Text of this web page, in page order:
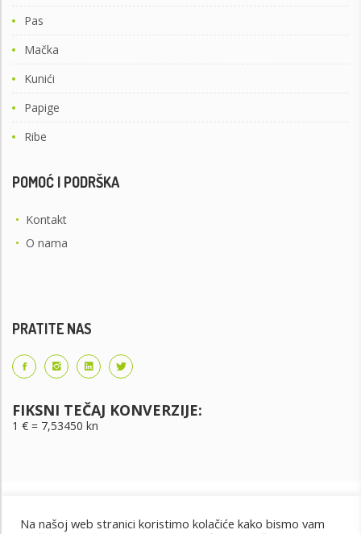
Pas
Mačka
Kunići
Papige
Ribe
POMOĆ I PODRŠKA
• Kontakt
• O nama
PRATITE NAS
FIKSNI TEČAJ KONVERZIJE:
1 € = 7,53450 kn
Na našoj web stranici koristimo kolačiće kako bismo vam